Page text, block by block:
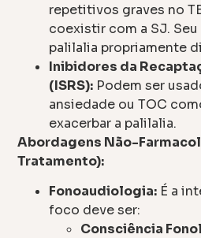
repetitivos graves no
coexistir com a SJ.
palilalia propriamente
Inibidores da
(ISRS): Podem ser
ansiedade ou TOC
exacerbar a palilalia.
Abordagens Não-
Tratamento):
Fonoaudiologia: É a
foco deve ser:
Consciência